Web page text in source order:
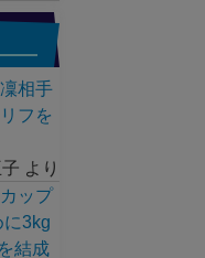
相手
フを
より
ップ
に3kg
結成